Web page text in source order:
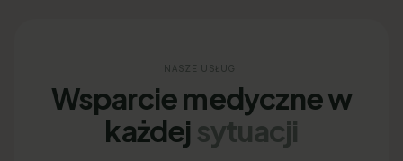
NASZE USŁUGI
Wsparcie medyczne w
każdej sytuacji